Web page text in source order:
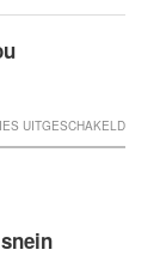
UITGESCHAKELDVOOR